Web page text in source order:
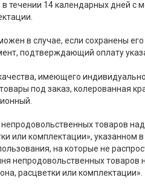
14 календарных дней с
в случае, если сохранены
подтверждающий оплату
имеющего
под заказ, колерованная
товаров
или комплектации»,
на которые не
непродовольственных
расцветки или комплектации».